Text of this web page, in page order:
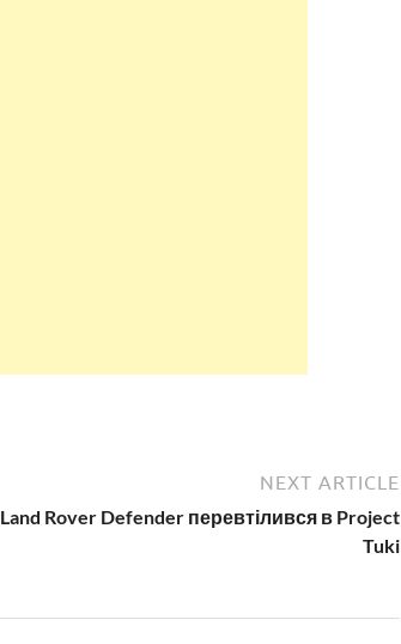
NEXT ARTICLE
Land Rover Defender перевтілився в Project
Tuki